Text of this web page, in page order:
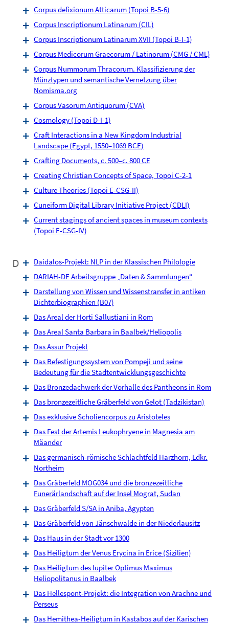
Corpus defixionum Atticarum (Topoi B-5-6)
Corpus Inscriptionum Latinarum (CIL)
Corpus Inscriptionum Latinarum XVII (Topoi B-I-1)
Corpus Medicorum Graecorum / Latinorum (CMG / CML)
Corpus Nummorum Thracorum. Klassifizierung der
Münztypen und semantische Vernetzung über
Nomisma.org
Corpus Vasorum Antiquorum (CVA)
Cosmology (Topoi D-I-1)
Craft Interactions in a New Kingdom Industrial
Landscape (Egypt, 1550–1069 BCE)
Crafting Documents, c. 500–c. 800 CE
Creating Christian Concepts of Space, Topoi C-2-1
Culture Theories (Topoi E-CSG-II)
Cuneiform Digital Library Initiative Project (CDLI)
Current stagings of ancient spaces in museum contexts
(Topoi E-CSG-IV)
D
Daidalos-Projekt: NLP in der Klassischen Philologie
DARIAH-DE Arbeitsgruppe „Daten & Sammlungen“
Darstellung von Wissen und Wissenstransfer in antiken
Dichterbiographien (B07)
Das Areal der Horti Sallustiani in Rom
Das Areal Santa Barbara in Baalbek/Heliopolis
Das Assur Projekt
Das Befestigungssystem von Pompeji und seine
Bedeutung für die Stadtentwicklungsgeschichte
Das Bronzedachwerk der Vorhalle des Pantheons in Rom
Das bronzezeitliche Gräberfeld von Gelot (Tadzikistan)
Das exklusive Scholiencorpus zu Aristoteles
Das Fest der Artemis Leukophryene in Magnesia am
Mäander
Das germanisch-römische Schlachtfeld Harzhorn, Ldkr.
Northeim
Das Gräberfeld MOG034 und die bronzezeitliche
Funerärlandschaft auf der Insel Mograt, Sudan
Das Gräberfeld S/SA in Aniba, Ägypten
Das Gräberfeld von Jänschwalde in der Niederlausitz
Das Haus in der Stadt vor 1300
Das Heiligtum der Venus Erycina in Erice (Sizilien)
Das Heiligtum des Iupiter Optimus Maximus
Heliopolitanus in Baalbek
Das Hellespont-Projekt: die Integration von Arachne und
Perseus
Das Hemithea-Heiligtum in Kastabos auf der Karischen